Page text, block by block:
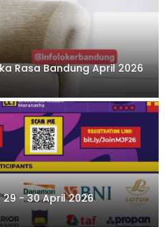
Rasa Bandung April 2026
- 30 April 2026